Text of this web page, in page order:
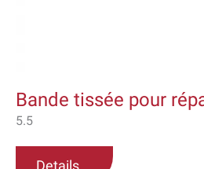
Bande tissée pour
5.5
produit